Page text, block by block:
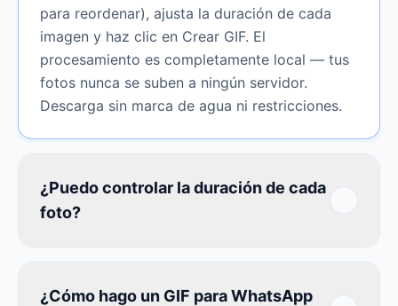
para reordenar), ajusta la duración de cada
imagen y haz clic en Crear GIF. El
procesamiento es completamente local — tus
fotos nunca se suben a ningún servidor.
Descarga sin marca de agua ni restricciones.
¿Puedo controlar la duración de cada
foto?
¿Cómo hago un GIF para WhatsApp